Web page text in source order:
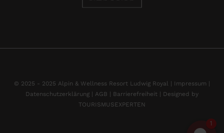
© 2025 - 2025 Alpin & Wellness Resort Ludwig Royal | Impressum |
Datenschutzerklärung | AGB | Barrierefreiheit | Designed by
TOURISMUSEXPERTEN
1